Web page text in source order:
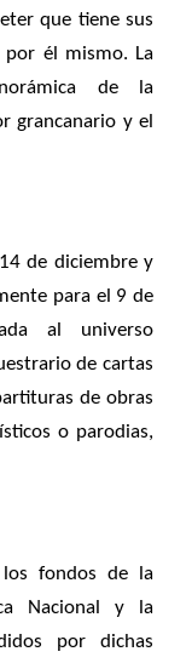
que tiene sus
él mismo. La
de la
grancanario y el
de diciembre y
para el 9 de
al universo
de cartas
de obras
o parodias,
los fondos de la
Nacional y la
por dichas